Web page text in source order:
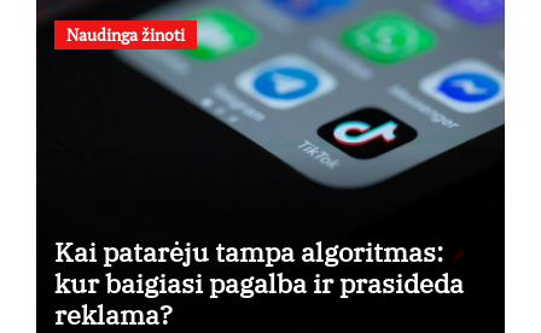
Naudinga žinoti
Kai patarėju tampa algoritmas:
kur baigiasi pagalba ir prasideda
reklama?